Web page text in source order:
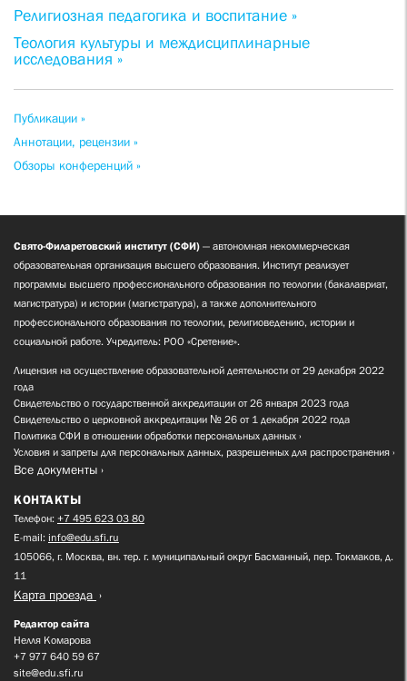
Религиозная педагогика и воспитание »
Теология культуры и междисциплинарные
исследования »
Публикации »
Аннотации, рецензии »
Обзоры конференций »
Свято-Филаретовский институт (СФИ) — автономная некоммерческая
образовательная организация высшего образования. Институт реализует
программы высшего профессионального образования по теологии (бакалавриат,
магистратура) и истории (магистратура), а также дополнительного
профессионального образования по теологии, религиоведению, истории и
социальной работе. Учредитель: РОО «Сретение».
Лицензия на осуществление образовательной деятельности от 29 декабря 2022
года
Свидетельство о государственной аккредитации от 26 января 2023 года
Свидетельство о церковной аккредитации № 26 от 1 декабря 2022 года
Политика СФИ в отношении обработки персональных данных
Условия и запреты для персональных данных, разрешенных для распространения
Все документы
КОНТАКТЫ
Телефон: +7 495 623 03 80
E-mail: info@edu.sfi.ru
105066, г. Москва, вн. тер. г. муниципальный округ Басманный, пер. Токмаков, д.
11
Карта проезда
Редактор сайта
Нелля Комарова
+7 977 640 59 67
site@edu.sfi.ru